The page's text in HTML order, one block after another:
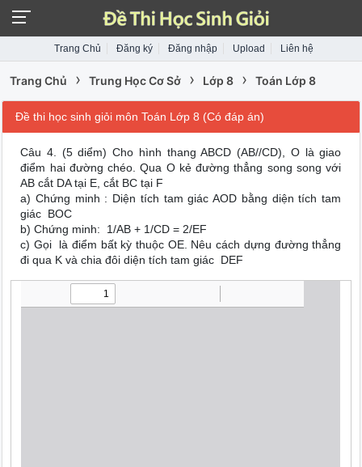
Trang Chủ Đăng ký Đăng nhập Upload Liên hệ
Trang Chủ › Trung Học Cơ Sở › Lớp 8 › Toán Lớp 8
Đề thi học sinh giỏi môn Toán Lớp 8 (Có đáp án)
Câu 4. (5 diểm) Cho hình thang ABCD (AB//CD), O là giao
điểm hai đường chéo. Qua O kẻ đường thẳng song song với
AB cắt DA tại E, cắt BC tại F
a) Chứng minh : Diện tích tam giác AOD bằng diện tích tam
giác BOC
b) Chứng minh: 1/AB + 1/CD = 2/EF
c) Gọi là điểm bất kỳ thuộc OE. Nêu cách dựng đường thẳng
đi qua K và chia đôi diện tích tam giác DEF